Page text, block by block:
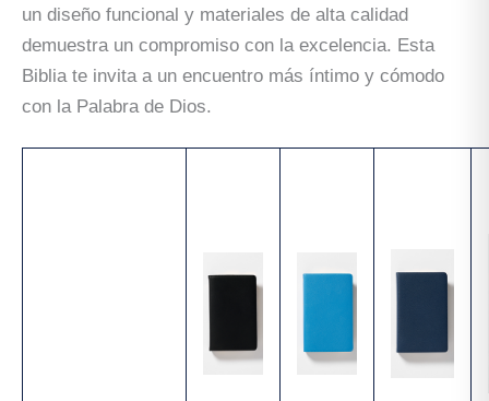
un diseño funcional y materiales de alta calidad
demuestra un compromiso con la excelencia. Esta
Biblia te invita a un encuentro más íntimo y cómodo
con la Palabra de Dios.